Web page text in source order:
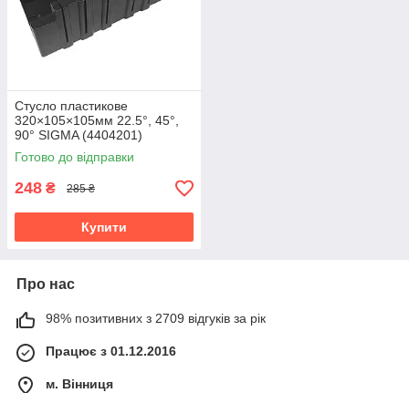
Стусло пластикове
320×105×105мм 22.5°, 45°,
90° SIGMA (4404201)
Готово до відправки
248 ₴ 285 ₴
Купити
Про нас
98% позитивних з 2709 відгуків за рік
Працює з 01.12.2016
м. Вінниця